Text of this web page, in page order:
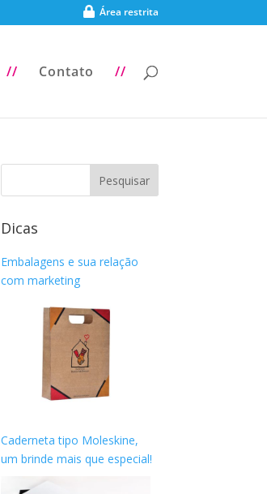
Área restrita
// Contato //
Dicas
Embalagens e sua relação
com marketing
Caderneta tipo Moleskine,
um brinde mais que especial!